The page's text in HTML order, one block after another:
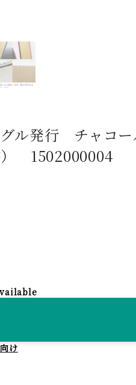
グル発行 チャコ
1502000004
け